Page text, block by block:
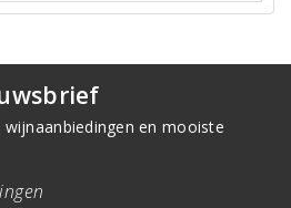
en mooiste